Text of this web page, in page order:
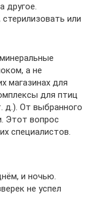
другое.
или
а не
магазинах для
для птиц
д.). От выбранного
Этот вопрос
специалистов.
и ночью.
не успел